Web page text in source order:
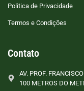
Politica de Privacidade
Termos e Condições
Contato
AV. PROF.
100 METROS DO